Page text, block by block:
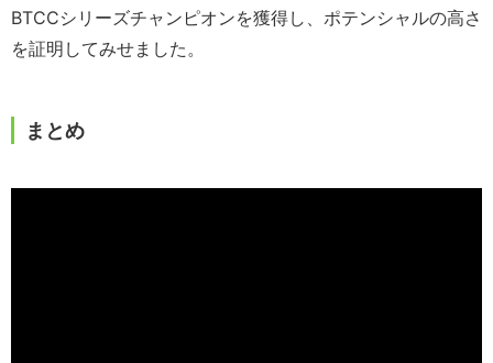
BTCCシリーズチャンピオンを獲得し、ポテンシャルの高さ
を証明してみせました。
まとめ